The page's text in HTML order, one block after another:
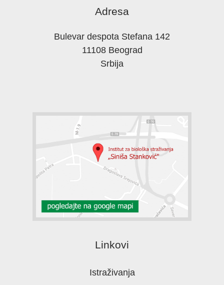
Adresa
Bulevar despota Stefana 142
11108 Beograd
Srbija
Linkovi
Istraživanja